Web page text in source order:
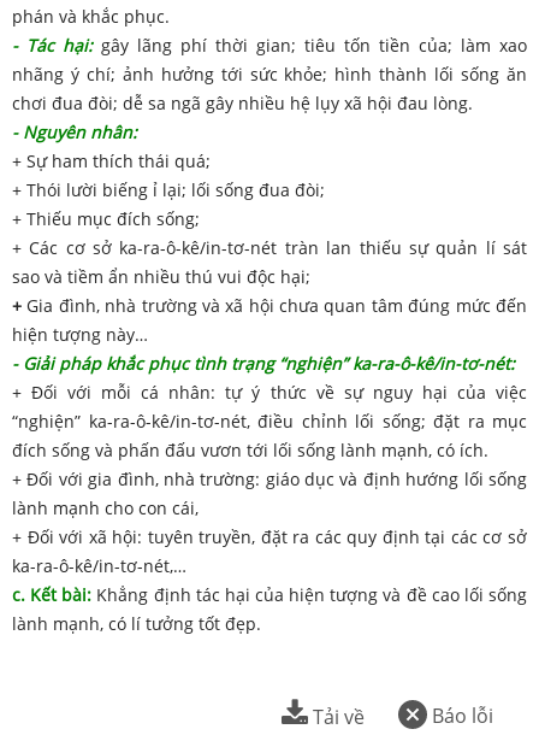
phán và khắc phục.
- Tác hại:gây lãng phí thời gian; tiêu tốn tiền của; làm xao
nhãng ý chí; ảnh hưởng tới sức khỏe; hình thành lối sống ăn
chơi đua đòi; dễ sa ngã gây nhiều hệ lụy xã hội đau lòng.
- Nguyên nhân:
+ Sự ham thích thái quá;
+ Thói lười biếng ỉ lại; lối sống đua đòi;
+ Thiếu mục đích sống;
+ Các cơ sở ka-ra-ô-kê/in-tơ-nét tràn lan thiếu sự quản lí sát
sao và tiềm ẩn nhiều thú vui độc hại;
+Gia đình, nhà trường và xã hội chưa quan tâm đúng mức đến
hiện tượng này…
- Giải pháp khắc phục tình trạng “nghiện” ka-ra-ô-kê/in-tơ-nét:
+ Đối với mỗi cá nhân: tự ý thức về sự nguy hại của việc
“nghiện” ka-ra-ô-kê/in-tơ-nét, điều chỉnh lối sống; đặt ra mục
đích sống và phấn đấu vươn tới lối sống lành mạnh, có ích.
+ Đối với gia đình, nhà trường: giáo dục và định hướng lối sống
lành mạnh cho con cái,
+ Đối với xã hội: tuyên truyền, đặt ra các quy định tại các cơ sở
ka-ra-ô-kê/in-tơ-nét,…
c. Kết bài: Khẳng định tác hại của hiện tượng và đề cao lối sống
lành mạnh, có lí tưởng tốt đẹp.
Báo lỗi
Tải về